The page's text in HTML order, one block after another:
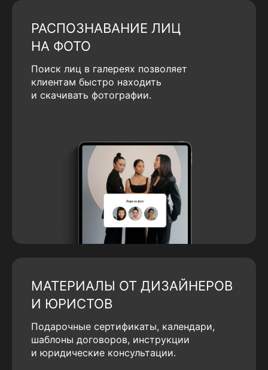
РАСПОЗНАВАНИЕ ЛИЦ
НА ФОТО
Поиск лиц в галереях позволяет
клиентам быстро находить
и скачивать фотографии.
МАТЕРИАЛЫ ОТ ДИЗАЙНЕРОВ
И ЮРИСТОВ
Подарочные сертификаты, календари,
шаблоны договоров, инструкции
и юридические консультации.